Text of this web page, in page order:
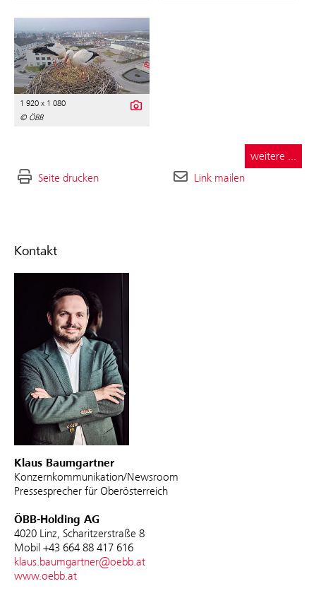
Kontakt
Klaus Baumgartner
Konzernkommunikation/Newsroom
Pressesprecher für Oberösterreich
ÖBB-Holding AG
4020 Linz, Scharitzerstraße 8
Mobil +43 664 88 417 616
klaus.baumgartner@oebb.at
www.oebb.at
1 920 x 1 080
© ÖBB
weitere ...
Seite drucken
Link mailen